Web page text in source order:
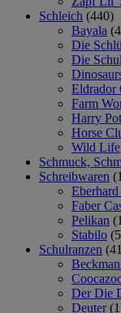
Schleich (440)
Bayala
Die
Die
Eldrador
Farm
Harry
Horse
Wild Life
Schmuck,
Schreibwaren
Eberhard
Faber
Pelikan
Stabilo
Schulranzen
Der Die
Deuter